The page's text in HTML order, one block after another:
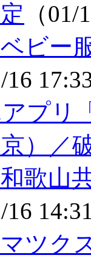
（
ビー
16
プリ
）／
歌山
16
マツク